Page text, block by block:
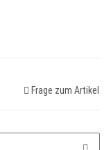
Frage zum Artikel